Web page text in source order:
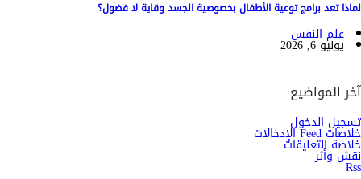
لماذا تعد برامج توعية الأطفال بخصوصية الجسد وقاية لا فضول؟
علم النفس
يونيو 6, 2026
آخر المواضيع
تسجيل الدخول
خلاصات Feed الإدخالات
خلاصة التعليقات
نقش وأثر
Rss